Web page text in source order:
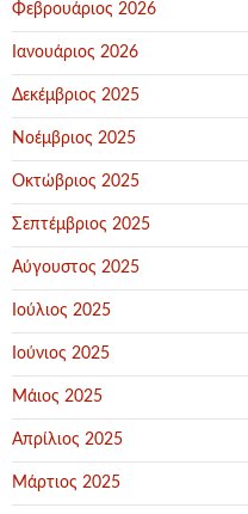
Φεβρουάριος 2026
Ιανουάριος 2026
Δεκέμβριος 2025
Νοέμβριος 2025
Οκτώβριος 2025
Σεπτέμβριος 2025
Αύγουστος 2025
Ιούλιος 2025
Ιούνιος 2025
Μάιος 2025
Απρίλιος 2025
Μάρτιος 2025